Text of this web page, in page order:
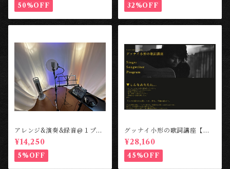
50%OFF 32%OFF
アレンジ&演奏&録音@１プレ
イヤー ［Cafe au Label STU
DIO］
¥14,250
5%OFF
グッナイ小形の歌詞講座【ビ
デオ講義】 ［Cafe au Label
STUDIO］
¥28,160
45%OFF